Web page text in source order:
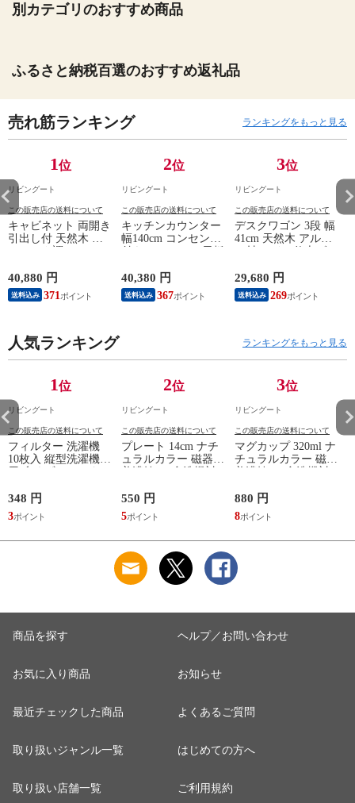
別カテゴリのおすすめ商品
ふるさと納税百選のおすすめ返礼品
売れ筋ランキング ランキングをもっと見る
1位
リビングート
この販売店の送料について
キャビネット 両開き
引出し付 天然木 エ
収納 食器棚 収納 キ
ッチン 飾り棚 完成
品 キッチンキャビネ
れ ）
40,880 円
送料込み 371
2位
リビングート
この販売店の送料について
キッチンカウンター
幅140cm コンセント
ー 作業台 家電ラッ
ク 収納 可動棚 お掃
除ロボット対応 食器
40,380 円
送料込み 367
3位
リビングート
この販売店の送料について
デスクワゴン 3段 幅
41cm 天然木 アルダ
ワゴン 袖机 収納 キ
ャスター付き ワゴン
脇机 シンプル デス
し 小物収納 木製 木
29,680 円
送料込み 269
人気ランキング ランキングをもっと見る
1位
リビングート
この販売店の送料について
フィルター 洗濯機
10枚入 縦型洗濯機専
ミ取り 糸くず ゴミ
使い捨て 抗菌 洗濯
くず取り 排水口 ご
348 円
3
2位
リビングート
この販売店の送料について
プレート 14cm ナチ
ュラルカラー 磁器
ケーキ皿 デザート皿
取り皿 小皿 日本製
デザートプレート ケ
しゃれ ） 【アッシ
ュ】
550 円
5
3位
リビングート
この販売店の送料について
マグカップ 320ml ナ
チュラルカラー 磁器
マグ コップ カップ
コーヒー 紅茶 珈琲
カフェオレ ミルク
880 円
8
商品を探す
お気に入り商品
最近チェックした商品
取り扱いジャンル一覧
取り扱い店舗一覧
ヘルプ／お問い合わせ
お知らせ
よくあるご質問
はじめての方へ
ご利用規約